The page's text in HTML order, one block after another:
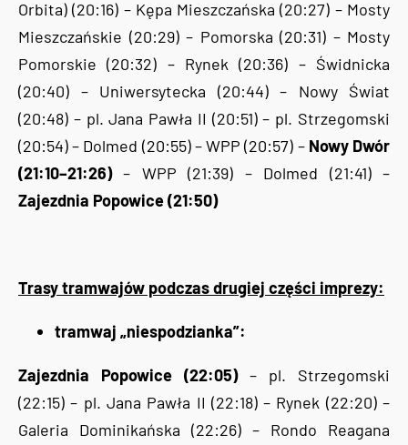
Orbita) (20:16) – Kępa Mieszczańska (20:27) – Mosty
Mieszczańskie (20:29) – Pomorska (20:31) – Mosty
Pomorskie (20:32) – Rynek (20:36) – Świdnicka
(20:40) – Uniwersytecka (20:44) – Nowy Świat
(20:48) – pl. Jana Pawła II (20:51) – pl. Strzegomski
(20:54) – Dolmed (20:55) – WPP (20:57) – Nowy Dwór
(21:10–21:26)– WPP (21:39) – Dolmed (21:41) –
Zajezdnia Popowice (21:50)
Trasy tramwajów podczas drugiej części imprezy:
tramwaj „niespodzianka”:
Zajezdnia Popowice (22:05)– pl. Strzegomski
(22:15) – pl. Jana Pawła II (22:18) – Rynek (22:20) –
Galeria Dominikańska (22:26) – Rondo Reagana